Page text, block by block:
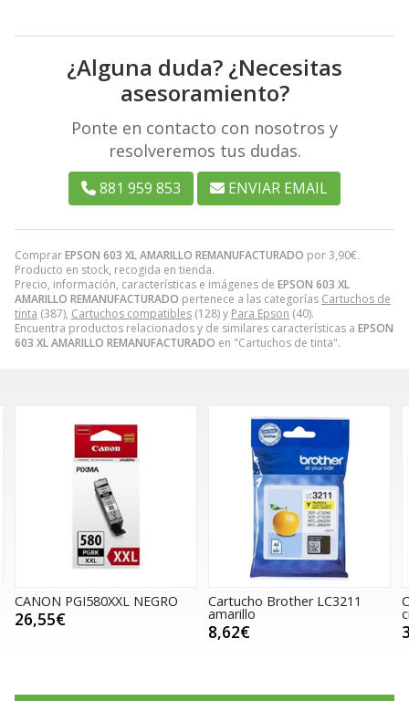
ComprarEPSON 603 XL AMARILLO REMANUFACTURADO por3,90€.
Producto en stock, recogida en tienda.
Precio, información, características e imágenes de EPSON 603 XL
AMARILLO REMANUFACTURADO pertenece a las categorías Cartuchos de
tinta (387), Cartuchos compatibles (128) y Para Epson (40).
Encuentra productos relacionados y de similares características a EPSON
603 XL AMARILLO REMANUFACTURADO en "Cartuchos de tinta".
¿Alguna duda? ¿Necesitas
asesoramiento?
Ponte en contacto con nosotros y
resolveremos tus dudas.
881 959 853 ENVIAR EMAIL
Cartucho Brother LC3211
amarillo
8,62€
Cartucho Brother LC3235XL
cian
38,50€